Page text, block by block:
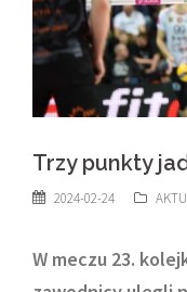
Trzy punkty
2024-02-24
W meczu 23.